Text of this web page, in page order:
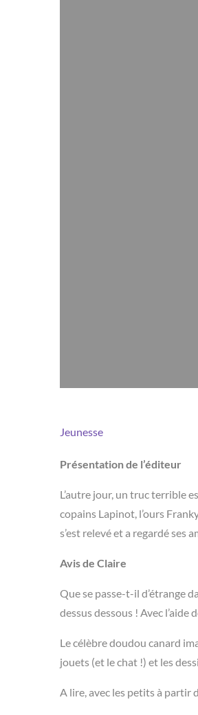
Jeunesse
Présentation de l’éditeur
L’autre jour, un truc terrible
copains Lapinot, l’ours
s’est relevé et a regardé ses
Avis de Claire
Que se passe-t-il d’étrange
dessus dessous ! Avec l’aide
Le célèbre doudou canard
jouets (et le chat !) et les
A lire, avec les petits à partir